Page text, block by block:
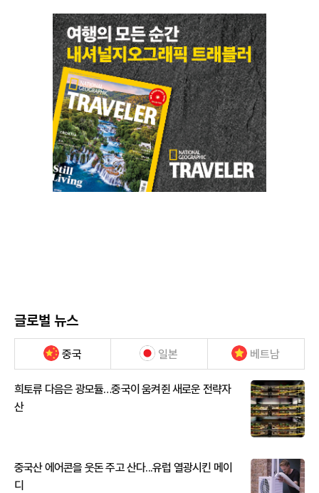
글로벌 뉴스
중국 일본 베트남
희토류 다음은 광모듈…중국이 움켜쥔 새로운 전략자
산
중국산 에어콘을 웃돈 주고 산다...유럽 열광시킨 메이
디